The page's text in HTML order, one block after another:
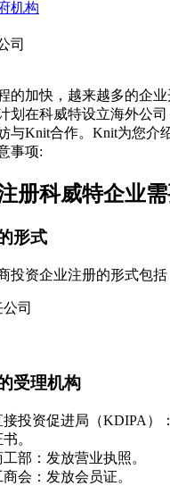
机构
司
的加快，越来越多的企
划在科威特设立海外公
与Knit合作。Knit为您介
事项:
册科威特企业
形式
投资企业注册的形式包括
司
受理机构
接投资促进局（KDIPA）
。
部：发放营业执照。
会：发放会员证。